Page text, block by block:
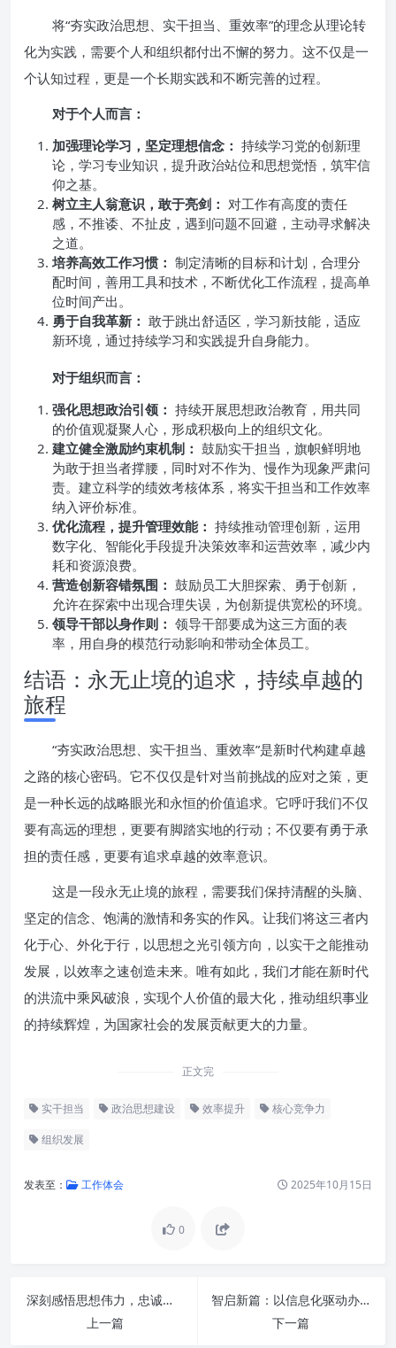
将“夯实政治思想、实干担当、重效率”的理念从理论转
化为实践，需要个人和组织都付出不懈的努力。这不仅是一
个认知过程，更是一个长期实践和不断完善的过程。
对于个人而言：
加强理论学习，坚定理想信念： 持续学习党的创新理
论，学习专业知识，提升政治站位和思想觉悟，筑牢信
仰之基。
树立主人翁意识，敢于亮剑： 对工作有高度的责任
感，不推诿、不扯皮，遇到问题不回避，主动寻求解决
之道。
培养高效工作习惯： 制定清晰的目标和计划，合理分
配时间，善用工具和技术，不断优化工作流程，提高单
位时间产出。
勇于自我革新： 敢于跳出舒适区，学习新技能，适应
新环境，通过持续学习和实践提升自身能力。
对于组织而言：
强化思想政治引领： 持续开展思想政治教育，用共同
的价值观凝聚人心，形成积极向上的组织文化。
建立健全激励约束机制： 鼓励实干担当，旗帜鲜明地
为敢于担当者撑腰，同时对不作为、慢作为现象严肃问
责。建立科学的绩效考核体系，将实干担当和工作效率
纳入评价标准。
优化流程，提升管理效能： 持续推动管理创新，运用
数字化、智能化手段提升决策效率和运营效率，减少内
耗和资源浪费。
营造创新容错氛围： 鼓励员工大胆探索、勇于创新，
允许在探索中出现合理失误，为创新提供宽松的环境。
领导干部以身作则： 领导干部要成为这三方面的表
率，用自身的模范行动影响和带动全体员工。
结语：永无止境的追求，持续卓越的
旅程
“夯实政治思想、实干担当、重效率”是新时代构建卓越
之路的核心密码。它不仅仅是针对当前挑战的应对之策，更
是一种长远的战略眼光和永恒的价值追求。它呼吁我们不仅
要有高远的理想，更要有脚踏实地的行动；不仅要有勇于承
担的责任感，更要有追求卓越的效率意识。
这是一段永无止境的旅程，需要我们保持清醒的头脑、
坚定的信念、饱满的激情和务实的作风。让我们将这三者内
化于心、外化于行，以思想之光引领方向，以实干之能推动
发展，以效率之速创造未来。唯有如此，我们才能在新时代
的洪流中乘风破浪，实现个人价值的最大化，推动组织事业
的持续辉煌，为国家社会的发展贡献更大的力量。
正文完
实干担当 政治思想建设 效率提升 核心竞争力
组织发展
发表至： 工作体会 2025年10月15日
0
深刻感悟思想伟力，忠诚担当勇毅前行：铸就新时代精神丰碑
上一篇
智启新篇：以信息化驱动办公厅主动作为，服务大局现代化
下一篇
前言：思想之基，行动之魂，效
海神针”